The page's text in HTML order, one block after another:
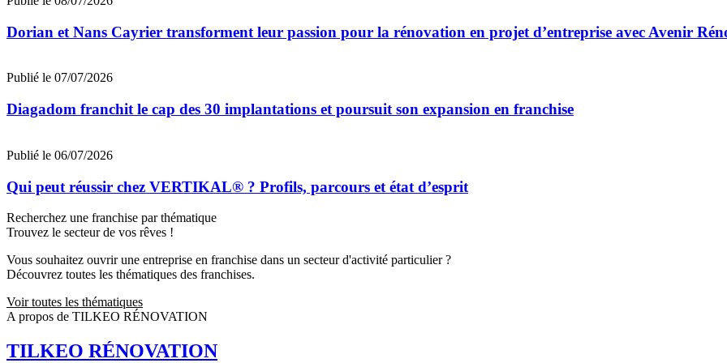
Dorian et Nans Cayrier transforment leur passion pour la rénovation en projet d’entreprise avec Avenir
Publié le 07/07/2026
Diagadom franchit le cap des 30 implantations et poursuit son expansion en franchise
Publié le 06/07/2026
Qui peut réussir chez VERTIKAL® ? Profils, parcours et état d’esprit
Recherchez une franchise par thématique
Trouvez le secteur de vos rêves !
Vous souhaitez ouvrir une entreprise en franchise dans un secteur d'activité particulier ?
Découvrez toutes les thématiques des franchises.
Voir toutes les thématiques
A propos de TILKEO RÉNOVATION
TILKEO RÉNOVATION